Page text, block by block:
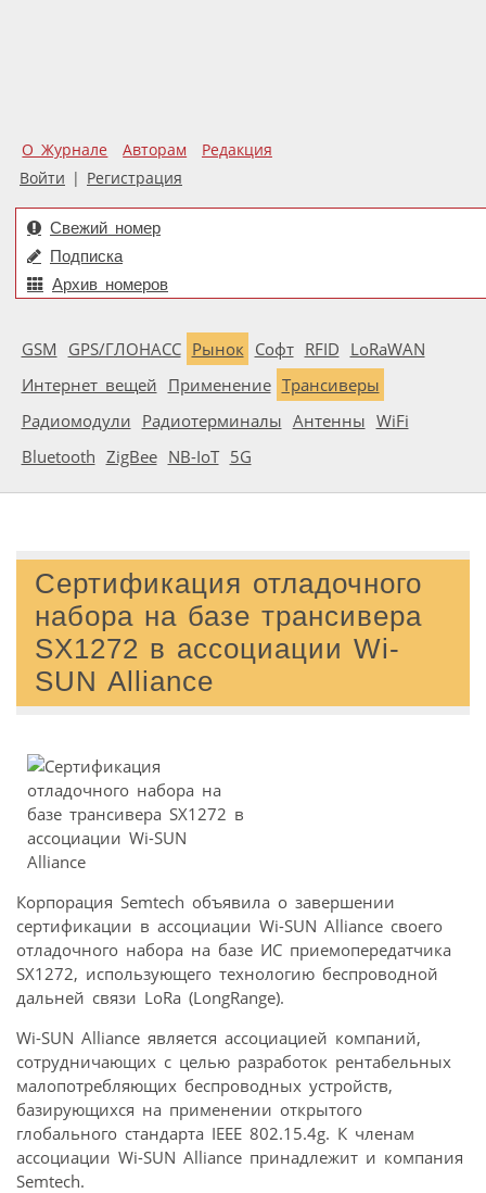
О Журнале Авторам
Редакция
Войти | Регистрация
Свежий номер
Подписка
Архив номеров
GSM GPS/ГЛОНАСС Рынок Софт RFID LoRaWAN
Интернет вещей Применение Трансиверы
Радиомодули Радиотерминалы Антенны WiFi
Bluetooth ZigBee NB-IoT 5G
Сертификация отладочного
набора на базе трансивера
SX1272 в ассоциации Wi-
SUN Alliance
Корпорация Semtech объявила о завершении
сертификации в ассоциации Wi-SUN Alliance своего
отладочного набора на базе ИС приемопередатчика
SX1272, использующего технологию беспроводной
дальней связи LoRa (LongRange).
Wi-SUN Alliance является ассоциацией компаний,
сотрудничающих с целью разработок рентабельных
малопотребляющих беспроводных устройств,
базирующихся на применении открытого
глобального стандарта IEEE 802.15.4g. К членам
ассоциации Wi-SUN Alliance принадлежит и компания
Semtech.